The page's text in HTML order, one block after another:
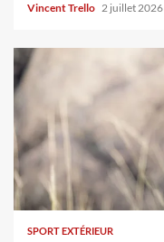
Vincent Trello 2 juillet 2026
SPORT EXTÉRIEUR